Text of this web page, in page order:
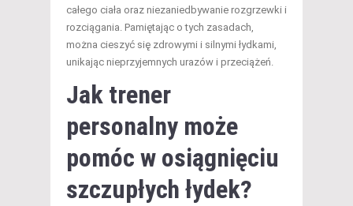
całego ciała oraz niezaniedbywanie rozgrzewki i
rozciągania. Pamiętając o tych zasadach,
można cieszyć się zdrowymi i silnymi łydkami,
unikając nieprzyjemnych urazów i przeciążeń.
Jak trener
personalny może
pomóc w osiągnięciu
szczupłych łydek?